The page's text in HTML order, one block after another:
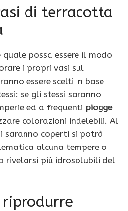
di terracotta
possa essere il modo
i propri vasi sul
essere scelti in base
se gli stessi saranno
ed a frequenti piogge
colorazioni indelebili. Al
saranno coperti si potrà
alcuna tempere o
rivelarsi più idrosolubili del
riprodurre